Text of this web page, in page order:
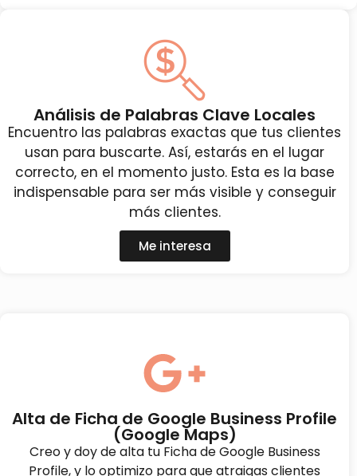
Análisis de Palabras Clave Locales
Encuentro las palabras exactas que tus clientes
usan para buscarte. Así, estarás en el lugar
correcto, en el momento justo. Esta es la base
indispensable para ser más visible y conseguir
más clientes.
Me interesa
Alta de Ficha de Google Business Profile
(Google Maps)
Creo y doy de alta tu Ficha de Google Business
Profile, y lo optimizo para que atraigas clientes